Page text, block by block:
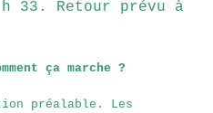
33. Retour prévu à
ça marche ?
préalable. Les